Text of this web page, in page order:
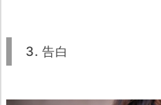
3. 告白